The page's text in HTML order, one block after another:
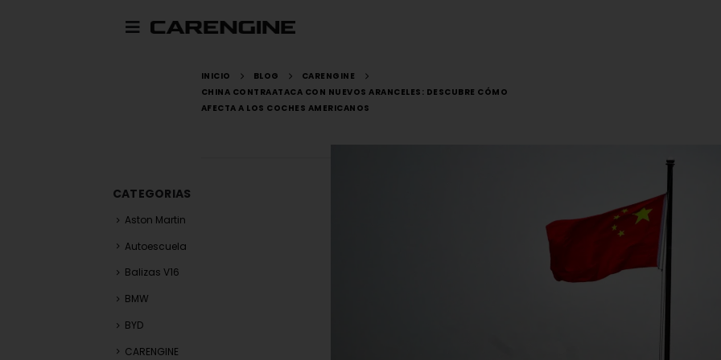
INICIO BLOG
CARENGINE
CHINA CONTRAATACA CON NUEVOS ARANCELES: DESCUBRE CÓMO
AFECTA A LOS COCHES AMERICANOS
CATEGORIAS
Aston Martin
Autoescuela
Balizas V16
BMW
BYD
CARENGINE